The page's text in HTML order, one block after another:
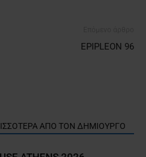
EPIPLEON 96
ΑΠΟ ΤΟΝ ΔΗΜΙΟΥΡΓΟ